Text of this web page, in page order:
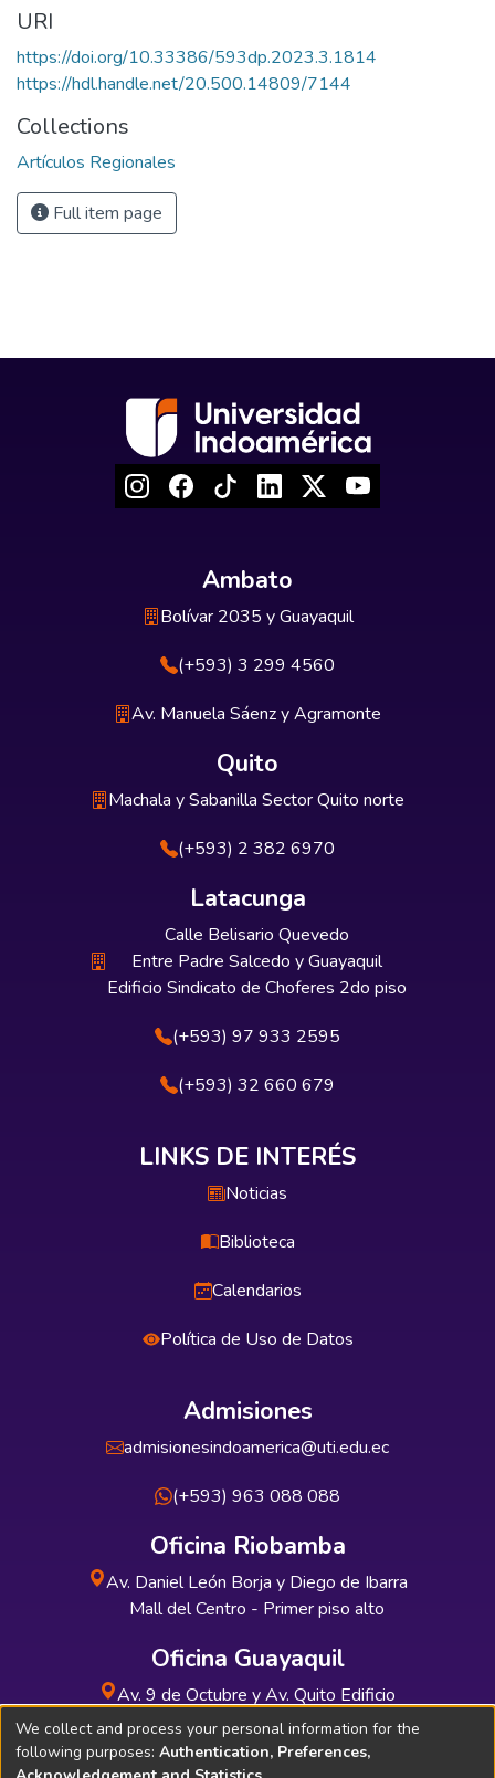
URI
https://doi.org/10.33386/593dp.2023.3.1814
https://hdl.handle.net/20.500.14809/7144
Collections
Artículos Regionales
Full item page
Ambato
Bolívar 2035 y Guayaquil
(+593) 3 299 4560
Av. Manuela Sáenz y Agramonte
Quito
Machala y Sabanilla Sector Quito norte
(+593) 2 382 6970
Latacunga
Calle Belisario Quevedo
Entre Padre Salcedo y Guayaquil
Edificio Sindicato de Choferes 2do piso
(+593) 97 933 2595
(+593) 32 660 679
LINKS DE INTERÉS
Noticias
Biblioteca
Calendarios
Política de Uso de Datos
Admisiones
admisionesindoamerica@uti.edu.ec
(+593) 963 088 088
Oficina Riobamba
Av. Daniel León Borja y Diego de Ibarra
Mall del Centro - Primer piso alto
Oficina Guayaquil
Av. 9 de Octubre y Av. Quito Edificio
INDUAUTO - Planta baja
We collect and process your personal information for the
following purposes: Authentication, Preferences,